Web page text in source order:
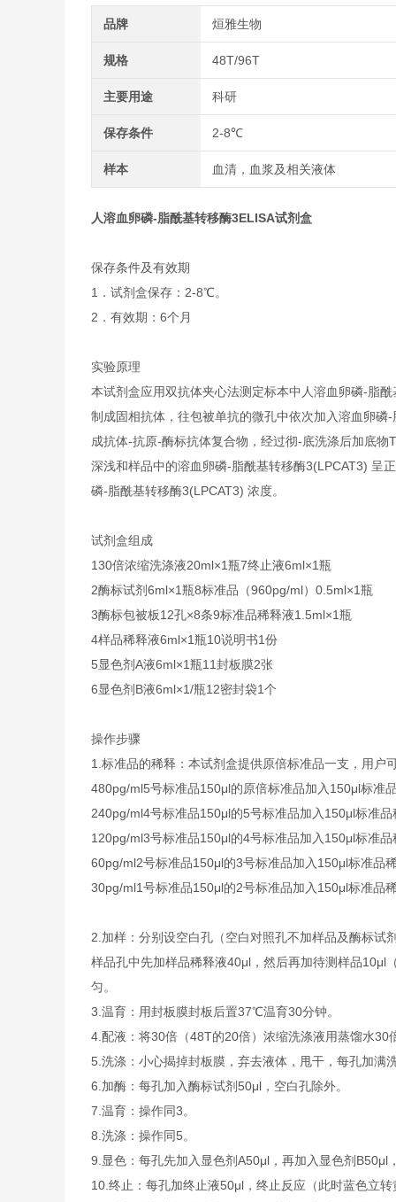
品牌 烜雅生物
规格 48T/96T
主要用途 科研
保存条件 2-8℃
样本 血清，血浆及相关液体
人溶血卵磷-脂酰基转移酶3ELISA试剂盒
保存条件及有效期
1．试剂盒保存：2-8℃。
2．有效期：6个月
实验原理
本试剂盒应用双抗体夹心法测定标本中人溶血卵磷-脂
制成固相抗体，往包被单抗的微孔中依次加入溶血卵
成抗体-抗原-酶标抗体复合物，经过彻-底洗涤后加底
深浅和样品中的溶血卵磷-脂酰基转移酶3(LPCAT3) 呈
磷-脂酰基转移酶3(LPCAT3) 浓度。
试剂盒组成
130倍浓缩洗涤液20ml×1瓶7终止液6ml×1瓶
2酶标试剂6ml×1瓶8标准品（960pg/ml） 0.5ml×1瓶
3酶标包被板12孔×8条9标准品稀释液1.5ml×1瓶
4样品稀释液6ml×1瓶10说明书1份
5显色剂A液6ml×1瓶11封板膜2张
6显色剂B液6ml×1/瓶12密封袋1个
操作步骤
1. 标准品的稀释：本试剂盒提供原倍标准品一支，用户
480pg/ml5号标准品150μl的原倍标准品加入150μl标准
240pg/ml4号标准品150μl的5号标准品加入150μl标准品
120pg/ml3号标准品150μl的4号标准品加入150μl标准品
60pg/ml2号标准品150μl的3号标准品加入150μl标准品
30pg/ml1号标准品150μl的2号标准品加入150μl标准品
2. 加样：分别设空白孔（空白对照孔不加样品及酶标试
样品孔中先加样品稀释液40μl，然后再加待测样品10μl
匀。
3. 温育：用封板膜封板后置37℃温育30分钟。
4. 配液：将30倍（48T的20倍）浓缩洗涤液用蒸馏水30
5. 洗涤：小心揭掉封板膜，弃去液体，甩干，每孔加满
6. 加酶：每孔加入酶标试剂50μl，空白孔除外。
7. 温育：操作同3。
8. 洗涤：操作同5。
9. 显色：每孔先加入显色剂A50μl，再加入显色剂
10. 终止：每孔加终止液50μl，终止反应（此时蓝色立转